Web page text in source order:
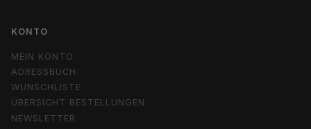
KONTO
MEIN KONTO
ADRESSBUCH
WUNSCHLISTE
ÜBERSICHT BESTELLUNGEN
NEWSLETTER